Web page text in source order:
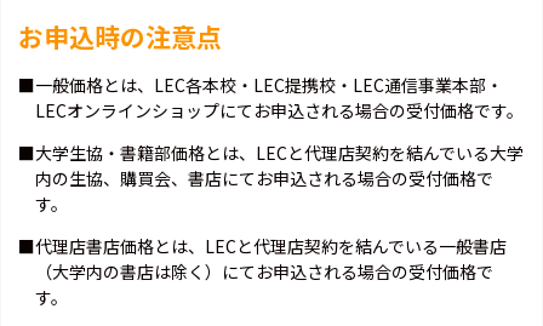
お申込時の注意点
■一般価格とは、LEC各本校・LEC提携校・LEC通信事業本部・
LECオンラインショップにてお申込される場合の受付価格です。
■大学生協・書籍部価格とは、LECと代理店契約を結んでいる大学
内の生協、購買会、書店にてお申込される場合の受付価格で
す。
■代理店書店価格とは、LECと代理店契約を結んでいる一般書店
（大学内の書店は除く）にてお申込される場合の受付価格で
す。